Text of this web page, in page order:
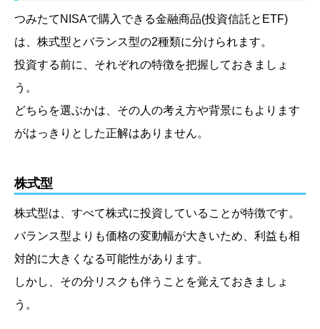
つみたてNISAで購入できる金融商品(投資信託とETF)
は、株式型とバランス型の2種類に分けられます。
投資する前に、それぞれの特徴を把握しておきましょ
う。
どちらを選ぶかは、その人の考え方や背景にもよります
がはっきりとした正解はありません。
株式型
株式型は、すべて株式に投資していることが特徴です。
バランス型よりも価格の変動幅が大きいため、利益も相
対的に大きくなる可能性があります。
しかし、その分リスクも伴うことを覚えておきましょ
う。